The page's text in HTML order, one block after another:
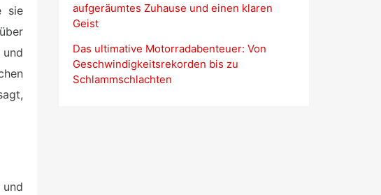
sie
aufgeräumtes Zuhause und einen klaren
Geist
Das ultimative Motorradabenteuer: Von
Geschwindigkeitsrekorden bis zu
Schlammschlachten